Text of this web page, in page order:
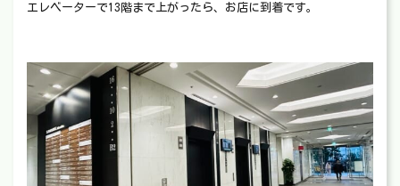
エレベーターで13階まで上がったら、お店に到着です。